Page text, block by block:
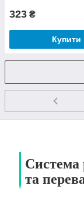
323 ₴
Купити
Система
та